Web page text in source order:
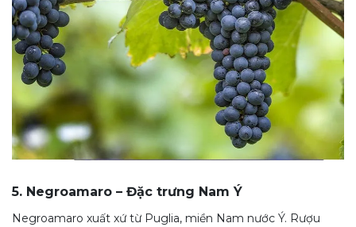
5. Negroamaro – Đặc trưng Nam Ý
Negroamaro xuất xứ từ Puglia, miền Nam nước Ý. Rượu